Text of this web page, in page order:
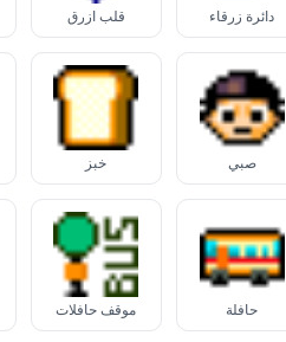
دائرة زرقاء قلب أزرق
صبي خبز
حافلة موقف حافلات